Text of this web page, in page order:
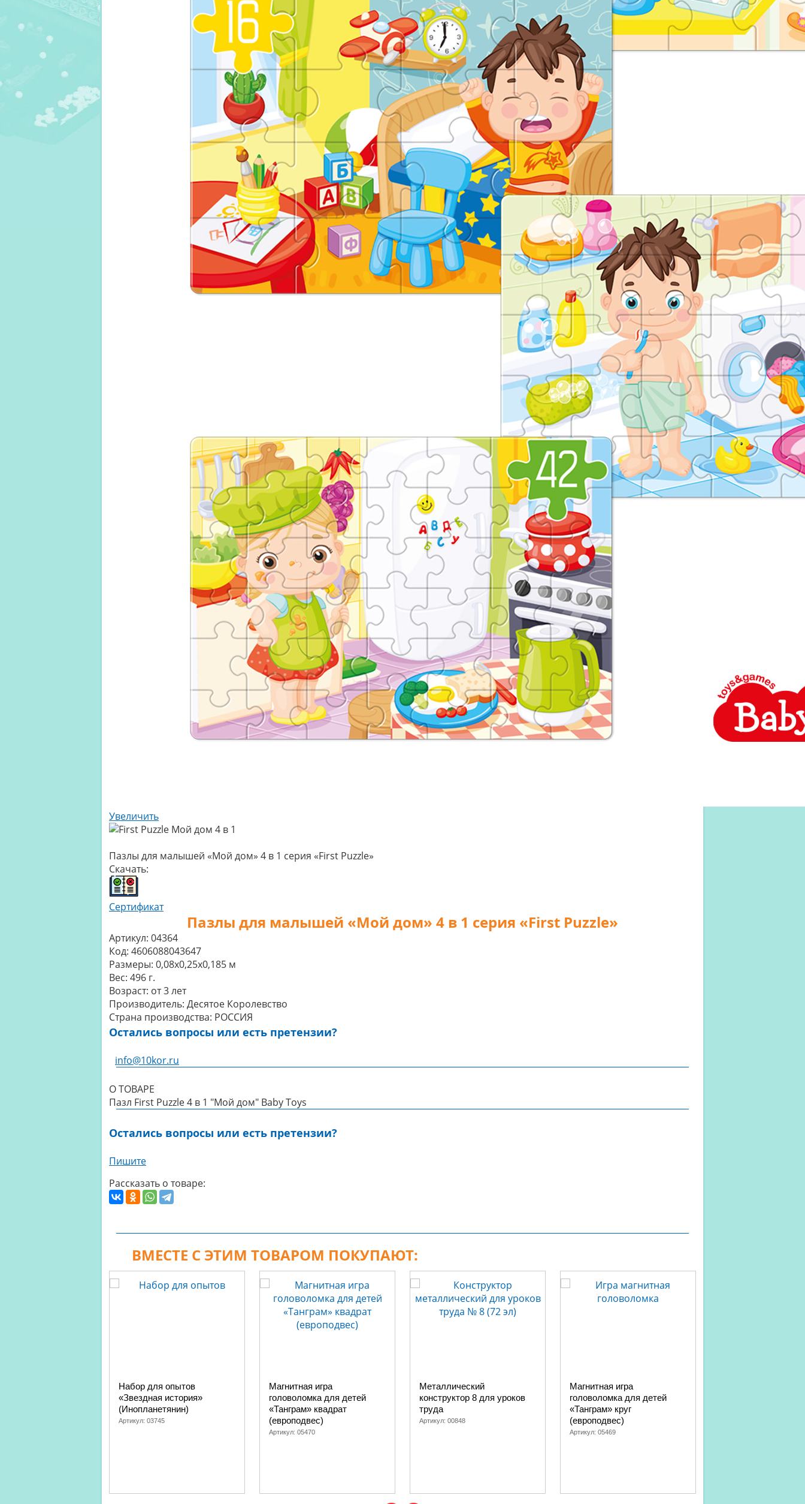
Увеличить
Пазлы для малышей «Мой дом» 4 в 1 серия «First Puzzle»
Скачать:
Сертификат
Пазлы для малышей «Мой дом» 4 в 1 серия «First Puzzle»
Артикул: 04364
Код: 4606088043647
Размеры: 0,08x0,25x0,185 м
Вес: 496 г.
Возраст: от 3 лет
Производитель: Десятое Королевство
Страна производства: РОССИЯ
Остались вопросы или есть претензии?
info@10kor.ru
О ТОВАРЕ
Пазл First Puzzle 4 в 1 "Мой дом" Baby Toys
Остались вопросы или есть претензии?
Пишите
Рассказать о товаре:
ВМЕСТЕ С ЭТИМ ТОВАРОМ ПОКУПАЮТ:
Набор для опытов
«Звездная история»
(Инопланетянин)
Артикул: 03745
Магнитная игра
головоломка для детей
«Танграм» квадрат
(европодвес)
Артикул: 05470
Металлический
конструктор 8 для уроков
труда
Артикул: 00848
Магнитная игра
головоломка для детей
«Танграм» круг
(европодвес)
Артикул: 05469